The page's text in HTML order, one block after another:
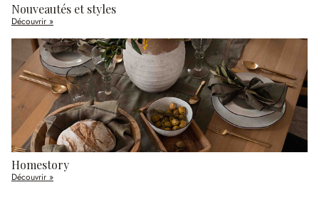
Nouveautés et styles
Découvrir »
Homestory
Découvrir »